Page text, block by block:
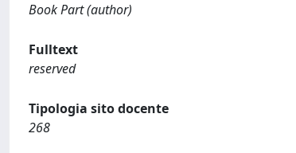
Book Part (author)
Fulltext
reserved
Tipologia sito docente
268